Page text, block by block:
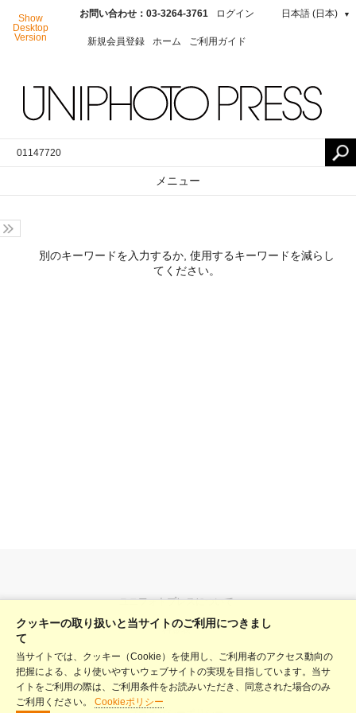
Show
Desktop
Version
お問い合わせ：03-3264-3761 ログイン
新規会員登録 ホーム ご利用ガイド
日本語 (日本) ▼
メニュー
別のキーワードを入力するか, 使用するキーワードを減らし
てください。
ユニフォトプレスについて
料金表
ヘルプ
利用規約
クッキーの取り扱いと当サイトのご利用につきまし
て
当サイトでは、クッキー（Cookie）を使用し、ご利用者のアクセス動向の
把握による、より使いやすいウェブサイトの実現を目指しています。当サ
イトをご利用の際は、ご利用条件をお読みいただき、同意された場合のみ
ご利用ください。 Cookieポリシー